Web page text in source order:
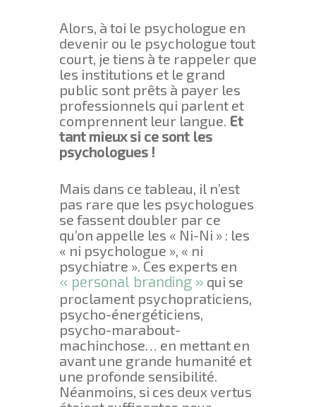
Alors, à toi le psychologue en
devenir ou le psychologue tout
court, je tiens à te rappeler que
les institutions et le grand
public sont prêts à payer les
professionnels qui parlent et
comprennent leur langue. Et
tant mieux si ce sont les
psychologues !
Mais dans ce tableau, il n’est
pas rare que les psychologues
se fassent doubler par ce
qu’on appelle les « Ni-Ni » : les
« ni psychologue », « ni
psychiatre ». Ces experts en
« personal branding » qui se
proclament psychopraticiens,
psycho-énergéticiens,
psycho-marabout-
machinchose… en mettant en
avant une grande humanité et
une profonde sensibilité.
Néanmoins, si ces deux vertus